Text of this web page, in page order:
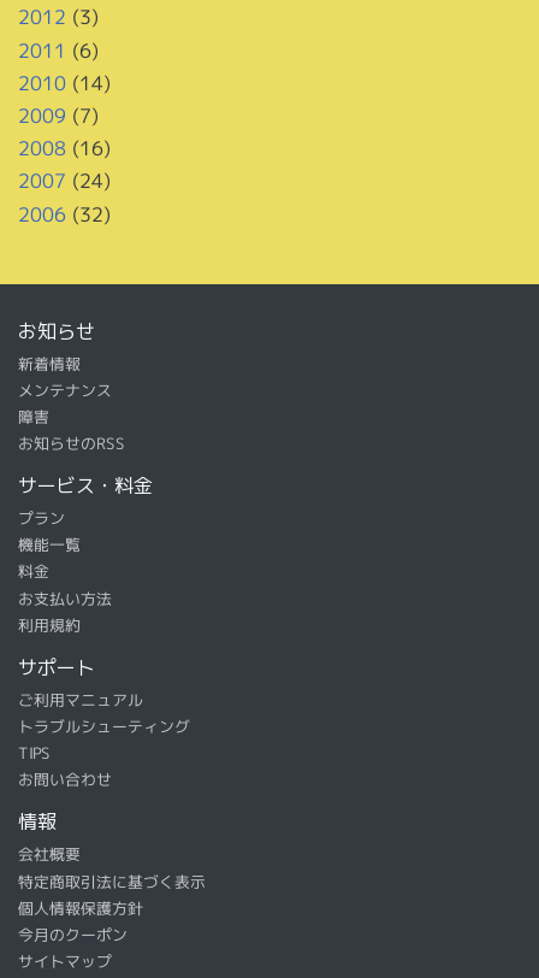
2012 (3)
2011 (6)
2010(14)
2009 (7)
2008 (16)
2007 (24)
2006 (32)
お知らせ
新着情報
メンテナンス
障害
お知らせのRSS
サービス・料金
プラン
機能一覧
料金
お支払い方法
利用規約
サポート
ご利用マニュアル
トラブルシューティング
TIPS
お問い合わせ
情報
会社概要
特定商取引法に基づく表示
個人情報保護方針
今月のクーポン
サイトマップ